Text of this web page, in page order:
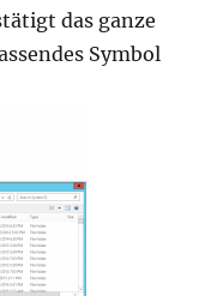
das ganze
Symbol